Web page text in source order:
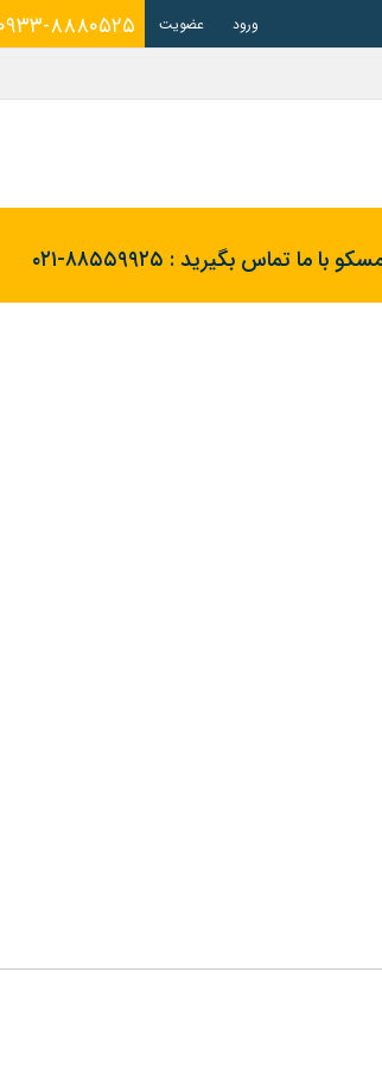
۰۹۳۳- ورود عضویت
با ما تماس بگیرید : ۰۲۱-۸۸۵۵۹۹۲۵